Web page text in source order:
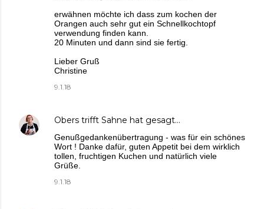
erwähnen möchte ich dass zum kochen der
Orangen auch sehr gut ein Schnellkochtopf
verwendung finden kann.
20 Minuten und dann sind sie fertig.
Lieber Gruß
Christine
9.1.18
Obers trifft Sahne hat gesagt…
Genußgedankenübertragung - was für ein schönes
Wort ! Danke dafür, guten Appetit bei dem wirklich
tollen, fruchtigen Kuchen und natürlich viele
Grüße.
9.1.18